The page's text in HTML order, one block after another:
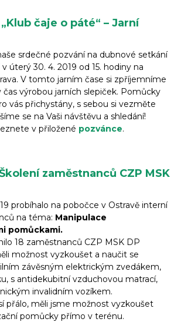
čaje o páté“ – Jarní
srdečné pozvání na dubnové setkání
úterý 30. 4. 2019 od 15. hodiny na
V tomto jarním čase si zpříjemníme
čas výrobou jarních slepiček. Pomůcky
vás přichystány, s sebou si vezměte
se na Vaši návštěvu a shledání!
v přiložené pozvánce.
zaměstnanců CZP MSK
probíhalo na pobočce v Ostravě interní
na téma: Manipulace
pomůckami.
18 zaměstnanců CZP MSK DP
možnost vyzkoušet a naučit se
závěsným elektrickým zvedákem,
s antidekubitní vzduchovou matrací,
invalidním vozíkem.
přálo, měli jsme možnost vyzkoušet
pomůcky přímo v terénu.